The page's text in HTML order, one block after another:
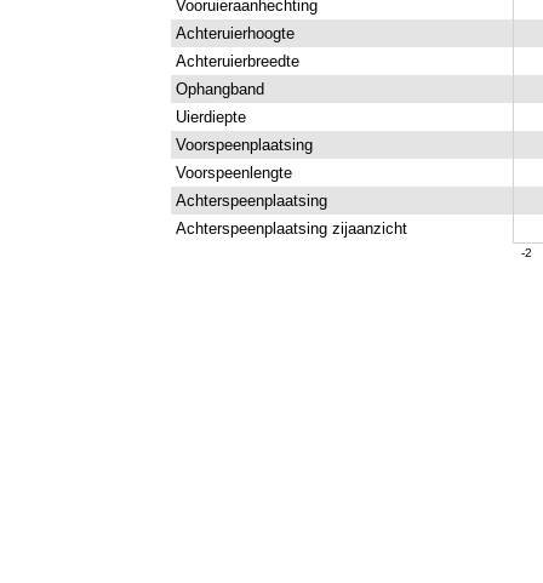
Vooruieraanhechting
Achteruierhoogte
Achteruierbreedte
Ophangband
Uierdiepte
Voorspeenplaatsing
Voorspeenlengte
Achterspeenplaatsing
Achterspeenplaatsing zijaanzicht
-2